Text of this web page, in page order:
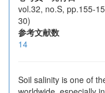
vol.32, no.S, pp.155-
30)
参考文献数
14
Soil salinity is one of